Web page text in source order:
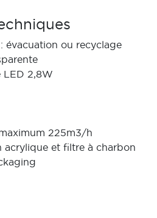
évacuation ou recyclage
LED 2,8W
225m3/h
acrylique et filtre à charbon